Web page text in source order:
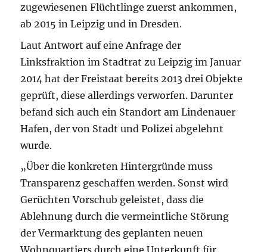
zugewiesenen Flüchtlinge zuerst ankommen,
ab 2015 in Leipzig und in Dresden.
Laut Antwort auf eine Anfrage der
Linksfraktion im Stadtrat zu Leipzig im Januar
2014 hat der Freistaat bereits 2013 drei Objekte
geprüft, diese allerdings verworfen. Darunter
befand sich auch ein Standort am Lindenauer
Hafen, der von Stadt und Polizei abgelehnt
wurde.
„Über die konkreten Hintergründe muss
Transparenz geschaffen werden. Sonst wird
Gerüchten Vorschub geleistet, dass die
Ablehnung durch die vermeintliche Störung
der Vermarktung des geplanten neuen